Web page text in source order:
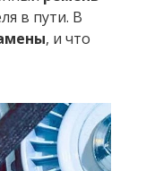
в пути. В
, и что